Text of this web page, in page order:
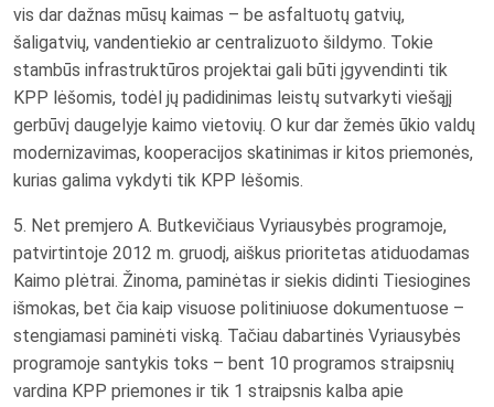
vis dar dažnas mūsų kaimas – be asfaltuotų gatvių,
šaligatvių, vandentiekio ar centralizuoto šildymo. Tokie
stambūs infrastruktūros projektai gali būti įgyvendinti tik
KPP lėšomis, todėl jų padidinimas leistų sutvarkyti viešąjį
gerbūvį daugelyje kaimo vietovių. O kur dar žemės ūkio valdų
modernizavimas, kooperacijos skatinimas ir kitos priemonės,
kurias galima vykdyti tik KPP lėšomis.
5. Net premjero A. Butkevičiaus Vyriausybės programoje,
patvirtintoje 2012 m. gruodį, aiškus prioritetas atiduodamas
Kaimo plėtrai. Žinoma, paminėtas ir siekis didinti Tiesiogines
išmokas, bet čia kaip visuose politiniuose dokumentuose –
stengiamasi paminėti viską. Tačiau dabartinės Vyriausybės
programoje santykis toks – bent 10 programos straipsnių
vardina KPP priemones ir tik 1 straipsnis kalba apie